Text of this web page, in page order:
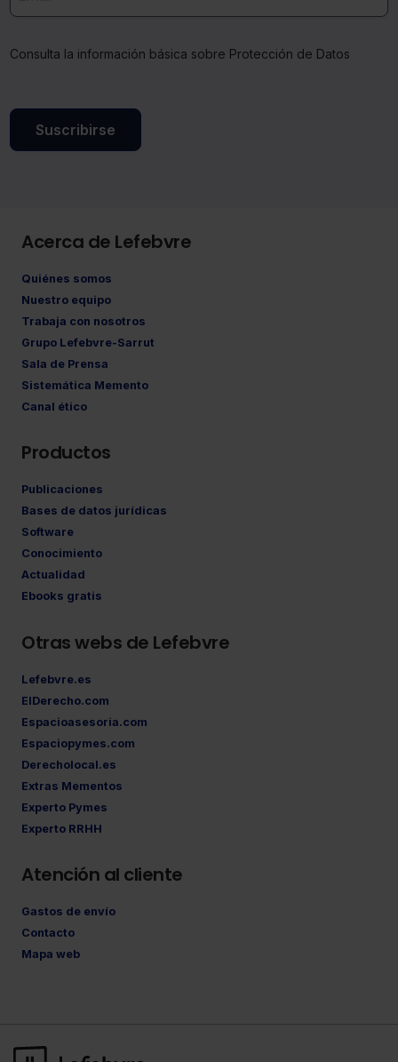
Consulta la información básica sobre Protección de Datos
Suscribirse
Acerca de Lefebvre
Quiénes somos
Nuestro equipo
Trabaja con nosotros
Grupo Lefebvre-Sarrut
Sala de Prensa
Sistemática Memento
Canal ético
Productos
Publicaciones
Bases de datos jurídicas
Software
Conocimiento
Actualidad
Ebooks gratis
Otras webs de Lefebvre
Lefebvre.es
ElDerecho.com
Espacioasesoria.com
Espaciopymes.com
Derecholocal.es
Extras Mementos
Experto Pymes
Experto RRHH
Atención al cliente
Gastos de envío
Contacto
Mapa web